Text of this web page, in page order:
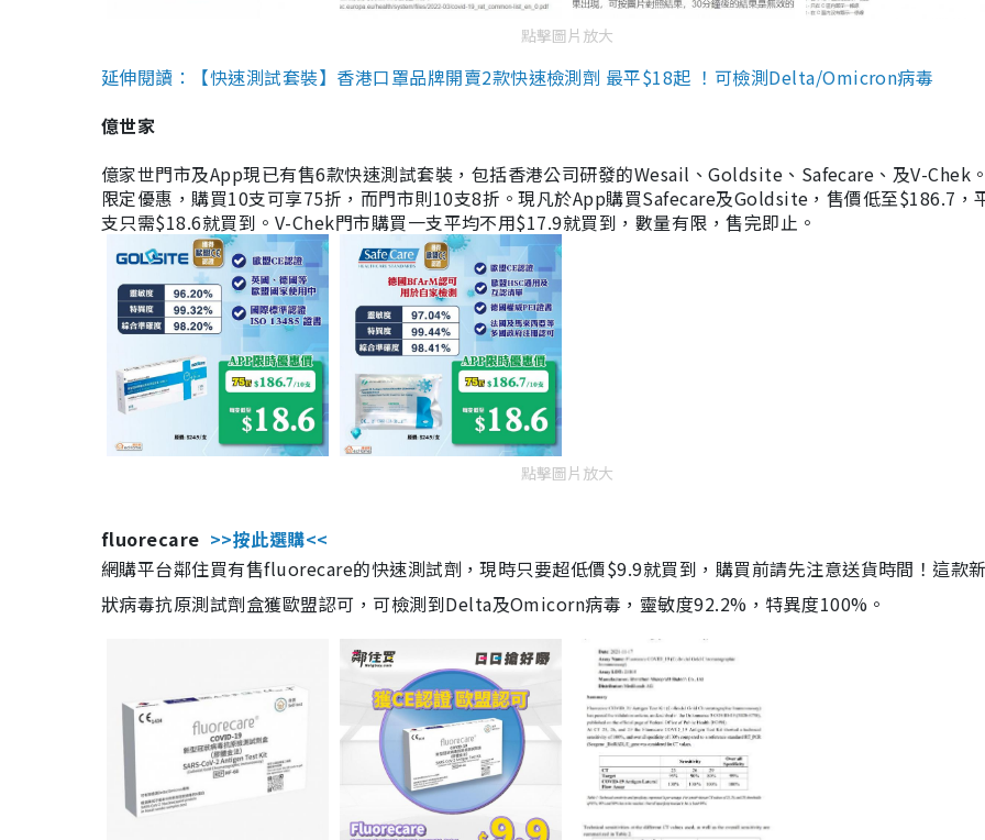
點擊圖片放大
延伸閱讀：【快速測試套裝】香港口罩品牌開賣2款快速檢測劑 最平$18起 ！可檢測Delta/Omicron病毒
億世家
億家世門市及App現已有售6款快速測試套裝，包括香港公司研發的Wesail、Goldsite、Safecare、及V-Chek
限定優惠，購買10支可享75折，而門市則10支8折。現凡於App購買Safecare及Goldsite，售價低至$186.7，
支只需$18.6就買到。V-Chek門市購買一支平均不用$17.9就買到，數量有限，售完即止。
點擊圖片放大
fluorecare >>按此選購<<
網購平台鄰住買有售fluorecare的快速測試劑，現時只要超低價$9.9就買到，購買前請先注意送貨時間！這款
狀病毒抗原測試劑盒獲歐盟認可，可檢測到Delta及Omicorn病毒，靈敏度92.2%，特異度100%。